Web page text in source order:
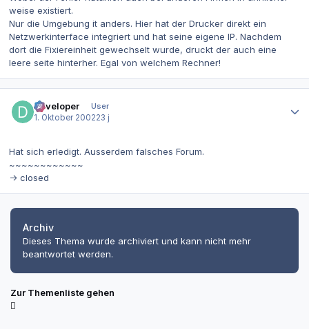
weise existiert.
Nur die Umgebung it anders. Hier hat der Drucker direkt ein
Netzwerkinterface integriert und hat seine eigene IP. Nachdem
dort die Fixiereinheit gewechselt wurde, druckt der auch eine
leere seite hinterher. Egal von welchem Rechner!
developer
User
1. Oktober 200223 j
Hat sich erledigt. Ausserdem falsches Forum.
~~~~~~~~~~~~
-> closed
Archiv
Dieses Thema wurde archiviert und kann nicht mehr
beantwortet werden.
Zur Themenliste gehen